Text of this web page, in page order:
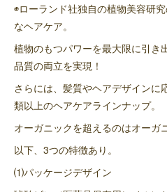
◉ローランド社独自の植物美容研
なヘアケア。
植物のもつパワーを最大限に引き
品質の両立を実現！
さらには、髪質やヘアデザインに
類以上のヘアケアラインナップ。
オーガニックを超えるのはオーガ
以下、3つの特徴あり。
⑴パッケージデザイン